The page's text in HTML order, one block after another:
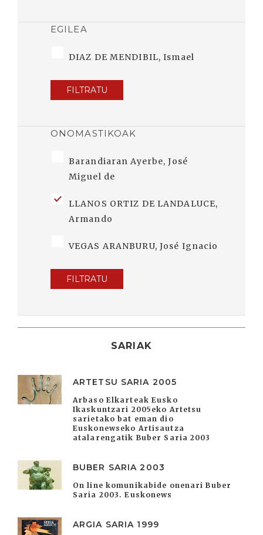
EGILEA
DIAZ DE MENDIBIL, Ismael
FILTRATU
ONOMASTIKOAK
Barandiaran Ayerbe, José
Miguel de
LLANOS ORTIZ DE LANDALUCE,
Armando
VEGAS ARANBURU, José Ignacio
FILTRATU
SARIAK
ARTETSU SARIA 2005
Arbaso Elkarteak Eusko
Ikaskuntzari 2005eko Artetsu
sarietako bat eman dio
Euskonewseko Artisautza
atalarengatik Buber Saria 2003
BUBER SARIA 2003
On line komunikabide onenari Buber
Saria 2003. Euskonews
ARGIA SARIA 1999